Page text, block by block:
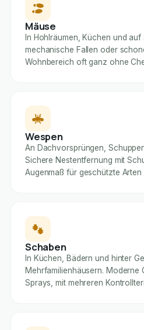
Mäuse
In Hohlräumen, Küchen und
mechanische Fallen oder
Wohnbereich oft ganz ohne
Wespen
An Dachvorsprüngen,
Sichere Nestentfernung mit
Augenmaß für geschützte Arten
Schaben
In Küchen, Bädern und hinter
Mehrfamilienhäusern. Moderne
Sprays, mit mehreren